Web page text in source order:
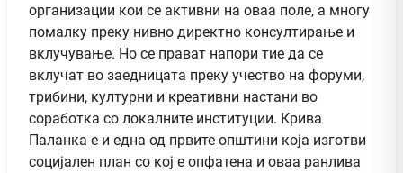
организации кои се активни на оваа поле, а многу
помалку преку нивно директно консултирање и
вклучување. Но се прават напори тие да се
вклучат во заедницата преку учество на форуми,
трибини, културни и креативни настани во
соработка со локалните институции. Крива
Паланка е и една од првите општини која изготви
социјален план со кој е опфатена и оваа ранлива